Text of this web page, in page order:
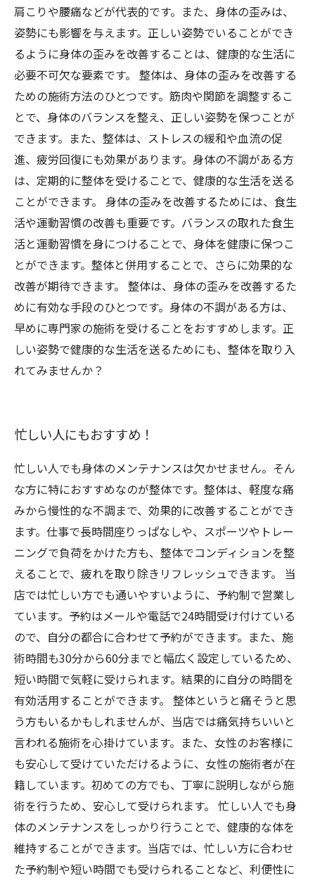
肩こりや腰痛などが代表的です。また、身体の歪みは、
姿勢にも影響を与えます。正しい姿勢でいることができ
るように身体の歪みを改善することは、健康的な生活に
必要不可欠な要素です。 整体は、身体の歪みを改善する
ための施術方法のひとつです。筋肉や関節を調整するこ
とで、身体のバランスを整え、正しい姿勢を保つことが
できます。また、整体は、ストレスの緩和や血流の促
進、疲労回復にも効果があります。身体の不調がある方
は、定期的に整体を受けることで、健康的な生活を送る
ことができます。 身体の歪みを改善するためには、食生
活や運動習慣の改善も重要です。バランスの取れた食生
活と運動習慣を身につけることで、身体を健康に保つこ
とができます。整体と併用することで、さらに効果的な
改善が期待できます。 整体は、身体の歪みを改善するた
めに有効な手段のひとつです。身体の不調がある方は、
早めに専門家の施術を受けることをおすすめします。正
しい姿勢で健康的な生活を送るためにも、整体を取り入
れてみませんか？
忙しい人にもおすすめ！
忙しい人でも身体のメンテナンスは欠かせません。そん
な方に特におすすめなのが整体です。整体は、軽度な痛
みから慢性的な不調まで、効果的に改善することができ
ます。仕事で長時間座りっぱなしや、スポーツやトレー
ニングで負荷をかけた方も、整体でコンディションを整
えることで、疲れを取り除きリフレッシュできます。 当
店では忙しい方でも通いやすいように、予約制で営業し
ています。予約はメールや電話で24時間受け付けている
ので、自分の都合に合わせて予約ができます。また、施
術時間も30分から60分までと幅広く設定しているため、
短い時間で気軽に受けられます。結果的に自分の時間を
有効活用することができます。 整体というと痛そうと思
う方もいるかもしれませんが、当店では痛気持ちいいと
言われる施術を心掛けています。また、女性のお客様に
も安心して受けていただけるように、女性の施術者が在
籍しています。初めての方でも、丁寧に説明しながら施
術を行うため、安心して受けられます。 忙しい人でも身
体のメンテナンスをしっかり行うことで、健康的な体を
維持することができます。当店では、忙しい方に合わせ
た予約制や短い時間でも受けられることなど、利便性に